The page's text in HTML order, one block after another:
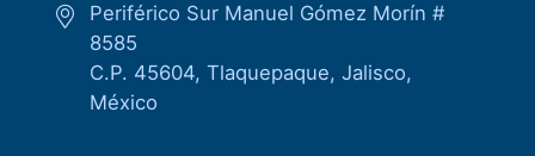
Periférico Sur Manuel Gómez Morín #
8585
C.P. 45604, Tlaquepaque, Jalisco,
México